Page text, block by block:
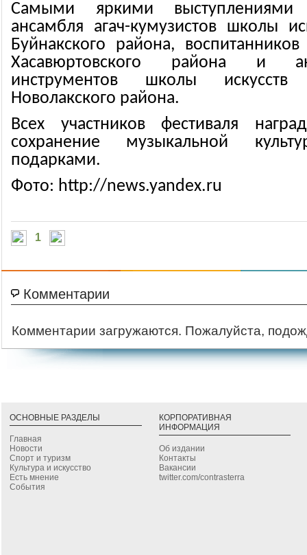
Самыми яркими выступлениями
ансамбля агач-кумузистов школы
Буйнакского района,
Хасавюртовского района и
инструментов школы искусств
Новолакского района.
Всех участников фестиваля
сохранение музыкальной
подарками.
Фото: http://news.yandex.ru
1
Комментарии
Комментарии загружаются. Пожалуйста,
ОСНОВНЫЕ РАЗДЕЛЫ
Главная
Новости
Спорт и туризм
Культура и искусство
Есть мнение
События
КОРПОРАТИВНАЯ
ИНФОРМАЦИЯ
Об издании
Контакты
Вакансии
twitter.com/contrasterra